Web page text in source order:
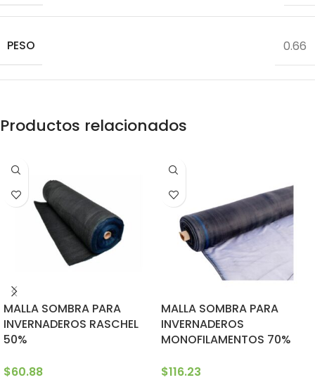
PESO 0.66
Productos relacionados
MALLA SOMBRA PARA
INVERNADEROS RASCHEL
50%
$60.88
MALLA SOMBRA PARA
INVERNADEROS
MONOFILAMENTOS 70%
$116.23